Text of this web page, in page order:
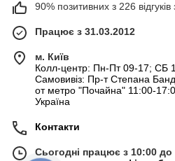
90% позитивних з 226 відгуків
Працює з 31.03.2012
м. Київ
Колл-центр: Пн-Пт 09-17; СБ
Самовивіз: Пр-т Степана
от метро "Почайна" 11:00-
Україна
Контакти
Сьогодні працює з 10:00 до